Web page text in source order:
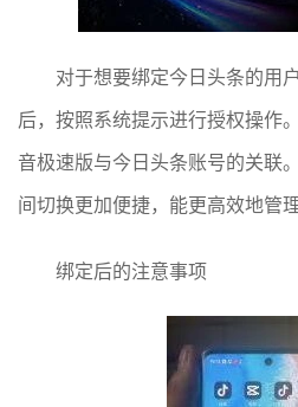
对于想要绑定今日头条的用
后，按照系统提示进行授权操作
音极速版与今日头条账号的关联
间切换更加便捷，能更高效地管
绑定后的注意事项